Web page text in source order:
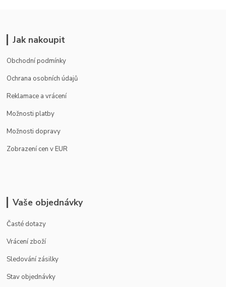
Jak nakoupit
Obchodní podmínky
Ochrana osobních údajů
Reklamace a vrácení
Možnosti platby
Možnosti dopravy
Zobrazení cen v EUR
Vaše objednávky
Časté dotazy
Vrácení zboží
Sledování zásilky
Stav objednávky